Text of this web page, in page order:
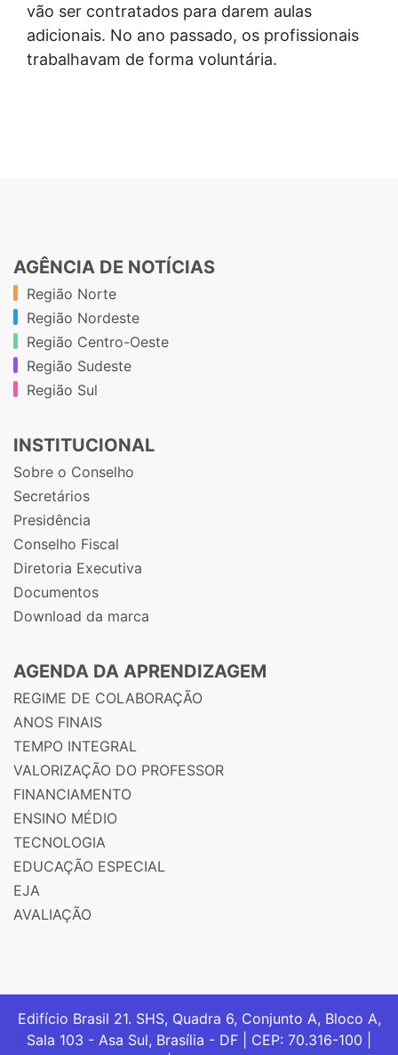
vão ser contratados para darem aulas
adicionais. No ano passado, os profissionais
trabalhavam de forma voluntária.
AGÊNCIA DE NOTÍCIAS
Região Norte
Região Nordeste
Região Centro-Oeste
Região Sudeste
Região Sul
INSTITUCIONAL
Sobre o Conselho
Secretários
Presidência
Conselho Fiscal
Diretoria Executiva
Documentos
Download da marca
AGENDA DA APRENDIZAGEM
REGIME DE COLABORAÇÃO
ANOS FINAIS
TEMPO INTEGRAL
VALORIZAÇÃO DO PROFESSOR
FINANCIAMENTO
ENSINO MÉDIO
TECNOLOGIA
EDUCAÇÃO ESPECIAL
EJA
AVALIAÇÃO
Edifício Brasil 21. SHS, Quadra 6, Conjunto A, Bloco A,
Sala 103 - Asa Sul, Brasília - DF | CEP: 70.316-100 |